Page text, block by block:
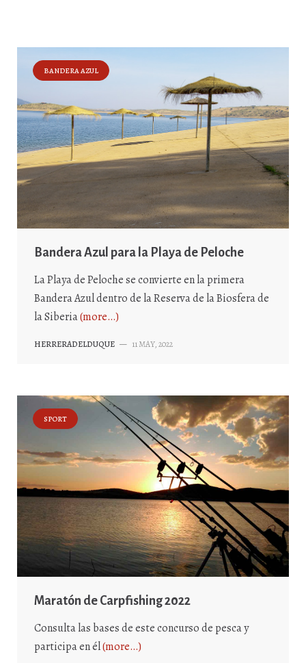
BANDERA AZUL
Bandera Azul para la Playa de Peloche
La Playa de Peloche se convierte en la primera
Bandera Azul dentro de la Reserva de la Biosfera de
la Siberia(more…)
HERRERADELDUQUE — 11 MAY, 2022
SPORT
Maratón de Carpfishing 2022
Consulta las bases de este concurso de pesca y
participa en él(more…)